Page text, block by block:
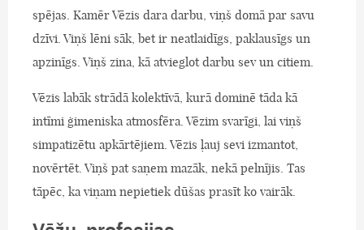
spējas. Kamēr Vēzis dara darbu, viņš domā par savu
dzīvi. Viņš lēni sāk, bet ir neatlaidīgs, paklausīgs un
apzinīgs. Viņš zina, kā atvieglot darbu sev un citiem.
Vēzis labāk strādā kolektīvā, kurā dominē tāda kā
intīmi ģimeniska atmosfēra. Vēzim svarīgi, lai viņš
simpatizētu apkārtējiem. Vēzis ļauj sevi izmantot,
novērtēt. Viņš pat saņem mazāk, nekā pelnījis. Tas
tāpēc, ka viņam nepietiek dūšas prasīt ko vairāk.